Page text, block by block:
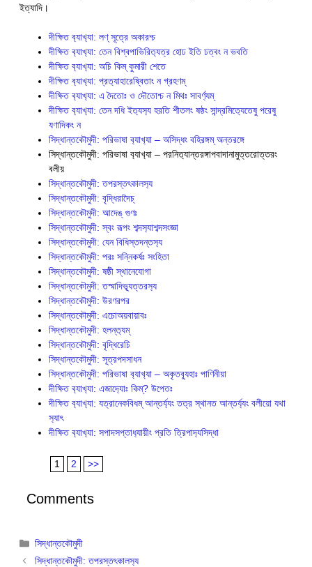
ইত্যাদি।
দীক্ষিত ব‍্যাখ‍্যা: লণ্ সূত্রে অকারশ্চ
দীক্ষিত ব‍্যাখ‍্যা: তেন বিশ্বপাভিরিত‍্যত্র হোঢ ইতি ঢত্বং ন ভবতি
দীক্ষিত ব‍্যাখ‍্যা: অচি কিম্ কুমারী শেতে
দীক্ষিত ব‍্যাখ‍্যা: প্রত‍্যাহারেষ্বিতাং ন গ্রহণম্
দীক্ষিত ব‍্যাখ‍্যা: এ দৈতোঃ ও দৌতোশ্চ ন মিথঃ সাবর্ণ‍্যম্
দীক্ষিত ব‍্যাখ‍্যা: তেন দধি ইত‍্যস‍্য হরতি শীতলং ষষ্ঠং সান্দ্রমিত‍্যেতেষু পরেষু
যণাদিকং ন
সিদ্ধান্তক‍ৌমুদী: পরিভাষা ব‍্যাখ‍্যা – অসিদ্ধং বহিরঙ্গম্ অন্তরঙ্গে
সিদ্ধান্তক‍ৌমুদী: পরিভাষা ব‍্যাখ‍্যা – পরনিত‍্যান্তরঙ্গাপবাদানামুত্তরোত্তরং
বলীয়
সিদ্ধান্তকৌমুদী: তপরস্তৎকালস‍্য
সিদ্ধান্তকৌমুদী: বৃদ্ধিরাদৈচ্
সিদ্ধান্তকৌমুদী: আদেঙ্ গুণঃ
সিদ্ধান্তকৌমুদী: স্বং রূপং শব্দস‍্যাশব্দসংজ্ঞা
সিদ্ধান্তকৌমুদী: যেন বিধিস্তদন্তস‍্য
সিদ্ধান্তকৌমুদী: পরঃ সন্নিকর্ষঃ সংহিতা
সিদ্ধান্তকৌমুদী: ষষ্ঠী স্থানেযোগা
সিদ্ধান্তকৌমুদী: তস্মাদিভ‍্যূত্তরস‍্য
সিদ্ধান্তকৌমুদী: উরণরপর
সিদ্ধান্তকৌমুদী: এচোঅয়বায়াবঃ
সিদ্ধান্তকৌমুদী: হলন্ত‍্যম্
সিদ্ধান্তকৌমুদী: বৃদ্ধিরেচি
সিদ্ধান্তকৌমুদী: সূত্রপদসাধন
সিদ্ধান্তক‍ৌমুদী: পরিভাষা ব‍্যাখ‍্যা – অকৃতব‍্যূহাঃ পাণিনীয়া
দীক্ষিত ব‍্যাখ‍্যা: এজাদ‍্যোঃ কিম্? উপেতঃ
দীক্ষিত ব‍্যাখ‍্যা: যত্রানেকবিধম্ আন্তর্য‍্যং তত্র স্থানত আন্তর্য‍্যং বলীয়ো যথা
স‍্যাৎ
দীক্ষিত ব‍্যাখ‍্যা: সপাদসপ্তাধ‍্যায়ীং প্রতি ত্রিপাদ‍্যসিদ্ধা
1 2 >>
Comments
Categories
সিদ্ধান্তকৌমুদী
সিদ্ধান্তকৌমুদী: তপরস্তৎকালস‍্য